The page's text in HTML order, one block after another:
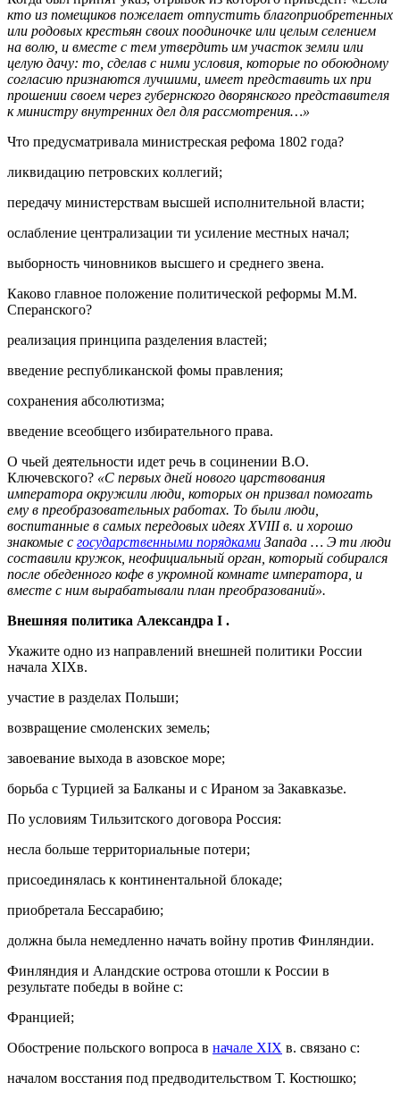
кто из помещиков пожелает отпустить благоприобретенных
или родовых крестьян своих поодиночке или целым селением
на волю, и вместе с тем утвердить им участок земли или
целую дачу: то, сделав с ними условия, которые по обоюдному
согласию признаются лучшими, имеет представить их при
прошении своем через губернского дворянского представителя
к министру внутренних дел для рассмотрения…»
Что предусматривала министреская рефома 1802 года?
ликвидацию петровских коллегий;
передачу министерствам высшей исполнительной власти;
ослабление централизации ти усиление местных начал;
выборность чиновников высшего и среднего звена.
Каково главное положение политической реформы М.М.
Сперанского?
реализация принципа разделения властей;
введение республиканской фомы правления;
сохранения абсолютизма;
введение всеобщего избирательного права.
О чьей деятельности идет речь в социнении В.О.
Ключевского? «С первых дней нового царствования
императора окружили люди, которых он призвал помогать
ему в преобразовательных работах. То были люди,
воспитанные в самых передовых идеях XVIIIв. и хорошо
знакомые с государственными порядками Запада … Э ти люди
составили кружок, неофициальный орган, который собирался
после обеденного кофе в укромной комнате императора, и
вместе с ним вырабатывали план преобразований».
Внешняя политика Александра I .
Укажите одно из направлений внешней политики России
начала XIXв.
участие в разделах Польши;
возвращение смоленских земель;
завоевание выхода в азовское море;
борьба с Турцией за Балканы и с Ираном за Закавказье.
По условиям Тильзитского договора Россия:
несла больше территориальные потери;
присоединялась к континентальной блокаде;
приобретала Бессарабию;
должна была немедленно начать войну против Финляндии.
Финляндия и Аландские острова отошли к России в
результате победы в войне с:
Францией;
Обострение польского вопроса в начале XIX в. связано с:
началом восстания под предводительством Т. Костюшко;